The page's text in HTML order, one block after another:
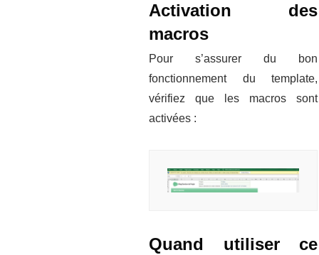
Activation des
macros
Pour s’assurer du bon
fonctionnement du template,
vérifiez que les macros sont
activées :
Quand utiliserce